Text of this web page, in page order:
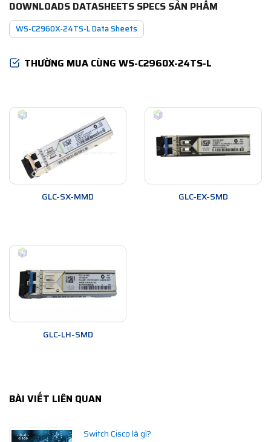
DOWNLOADS DATASHEETS SPECS SẢN PHẨM
WS-C2960X-24TS-L Data Sheets
THƯỜNG MUA CÙNG WS-C2960X-24TS-L
GLC-SX-MMD GLC-EX-SMD
GLC-LH-SMD
BÀI VIẾT LIÊN QUAN
Switch Cisco là gì?